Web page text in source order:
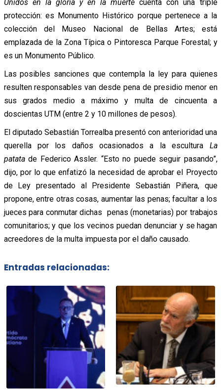
Unidos en la gloria y en la muerte cuenta con una triple
protección: es Monumento Histórico porque pertenece a la
colección del Museo Nacional de Bellas Artes; está
emplazada de la Zona Típica o Pintoresca Parque Forestal; y
es un Monumento Público.
Las posibles sanciones que contempla la ley para quienes
resulten responsables van desde pena de presidio menor en
sus grados medio a máximo y multa de cincuenta a
doscientas UTM (entre 2 y 10 millones de pesos).
El diputado Sebastián Torrealba presentó con anterioridad una
querella por los daños ocasionados a la escultura La
patata de Federico Assler. “Esto no puede seguir pasando”,
dijo, por lo que enfatizó la necesidad de aprobar el Proyecto
de Ley presentado al Presidente Sebastián Piñera, que
propone, entre otras cosas, aumentar las penas; facultar a los
jueces para conmutar dichas penas (monetarias) por trabajos
comunitarios; y que los vecinos puedan denunciar y se hagan
acreedores de la multa impuesta por el daño causado.
Entradas relacionadas: